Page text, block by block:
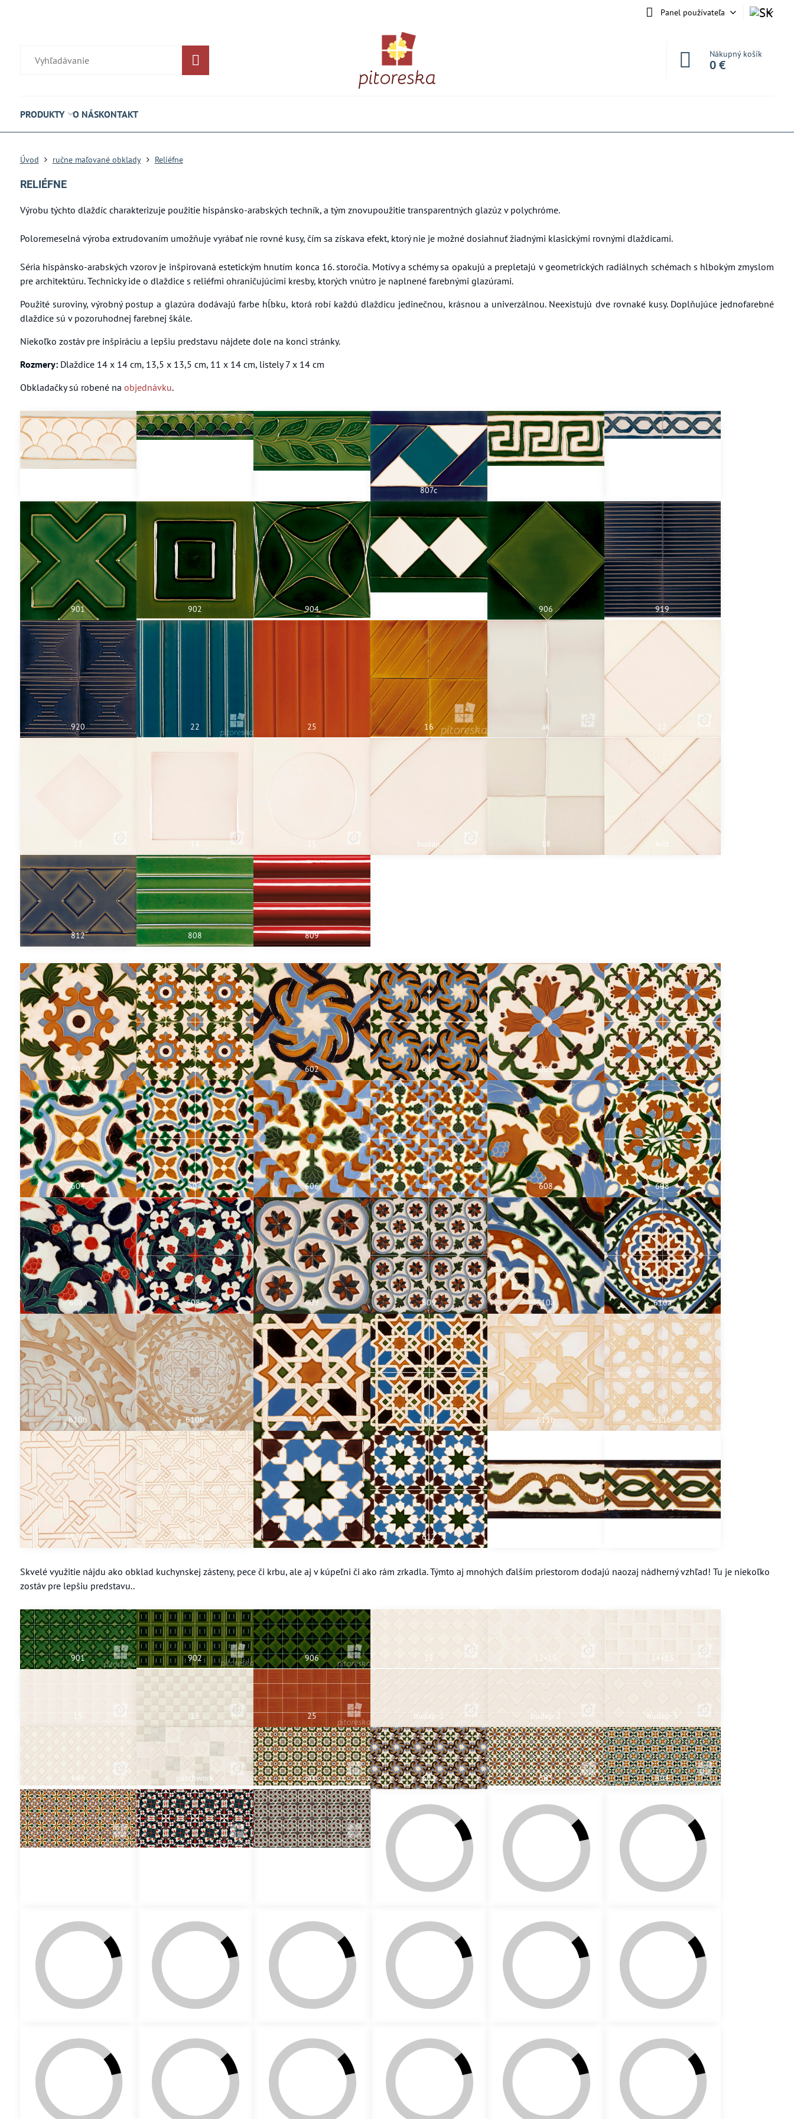
Panel používateľa
Nákupný košík
0 €
PRODUKTY O NÁSKONTAKT
Úvod ručne maľované obklady Reliéfne
RELIÉFNE
Výrobu týchto dlaždíc charakterizuje použitie hispánsko-arabských techník, a tým znovupoužitie transparentných glazúz v polychróme.
Poloremeselná výroba extrudovaním umožňuje vyrábať nie rovné kusy, čím sa získava efekt, ktorý nie je možné dosiahnuť žiadnými klasickými rovnými dlaždicami.
Séria hispánsko-arabských vzorov je inšpirovaná estetickým hnutím konca 16. storočia. Motívy a schémy sa opakujú a prepletajú v geometrických radiálnych schémach s hlbokým zmyslom
pre architektúru. Technicky ide o dlaždice s reliéfmi ohraničujúcimi kresby, ktorých vnútro je naplnené farebnými glazúrami.
Použité suroviny, výrobný postup a glazúra dodávajú farbe hĺbku, ktorá robí každú dlaždicu jedinečnou, krásnou a univerzálnou. Neexistujú dve rovnaké kusy. Doplňujúce jednofarebné
dlaždice sú v pozoruhodnej farebnej škále.
Niekoľko zostáv pre inšpiráciu a lepšiu predstavu nájdete dole na konci stránky.
Rozmery: Dlaždice 14 x 14 cm, 13,5 x 13,5 cm, 11 x 14 cm, listely 7 x 14 cm
Obkladačky sú robené na objednávku.
807c
901 902 904 906 919
920 22 25 16 ak 12
13 14 15 budap 18 kriz
812 808 809
601 601 602 602 603 603
604 604 606 606 608 608
608a 608a 609 609 610a 610a
610b 610b 611a 611a 611b 611b
611-vb 611-vbc1 612 612
Skvelé využitie nájdu ako obklad kuchynskej zásteny, pece či krbu, ale aj v kúpeľni či ako rám zrkadla. Týmto aj mnohých ďalším priestorom dodajú naozaj nádherný vzhľad! Tu je niekoľko
zostáv pre lepšiu predstavu..
901 902 906 12 12+15 14+15
15 18 25 budap-1 budap-2 budap-3
kríž patchwork 601 602 603 604
606 608 609
611b 611vb 612 709 710a 805a